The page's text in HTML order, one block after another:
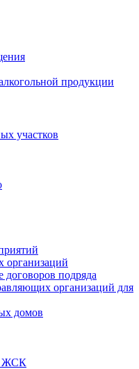
продукции
участков
подряда
организаций для
домов
ЖСК